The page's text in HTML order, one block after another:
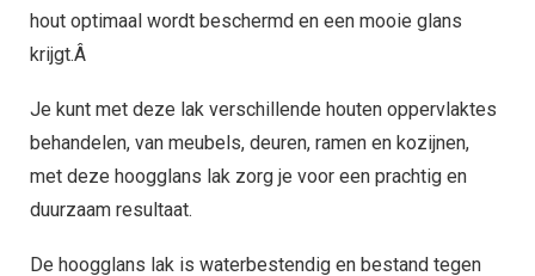
hout optimaal wordt beschermd en een mooie glans
krijgt.Â
Je kunt met deze lak verschillende houten oppervlaktes
behandelen, van meubels, deuren, ramen en kozijnen,
met deze hoogglans lak zorg je voor een prachtig en
duurzaam resultaat.
De hoogglans lak is waterbestendig en bestand tegen